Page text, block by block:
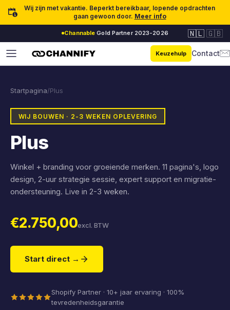
Ga naar inhoudWij zijn met vakantie. Beperkt bereikbaar, lopende opdrachten
gaan gewoon door. Meer info
Channable Gold Partner 2023-2026 🇳🇱 🇬🇧
Keuzehulp Contact
Startpagina/Plus
WIJ BOUWEN · 2-3 WEKEN OPLEVERING
Plus
Winkel + branding voor groeiende merken. 11 pagina's, logo
design, 2-uur strategie sessie, expert support en migratie-
ondersteuning. Live in 2-3 weken.
€2.750,00excl. BTW
Start direct →
Shopify Partner · 10+ jaar ervaring · 100%
tevredenheidsgarantie